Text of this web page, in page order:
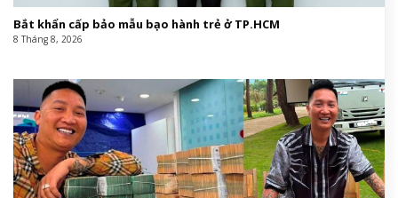
Bắt khẩn cấp bảo mẫu bạo hành trẻ ở TP.HCM
8 Tháng 8, 2026